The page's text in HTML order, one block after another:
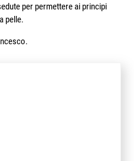
per permettere ai principi
pelle.